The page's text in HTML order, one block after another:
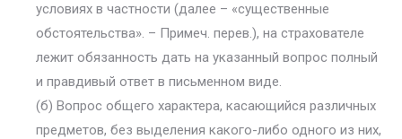
условиях в частности (далее – «существенные
обстоятельства». – Примеч. перев.), на страхователе
лежит обязанность дать на указанный вопрос полный
и правдивый ответ в письменном виде.
(б) Вопрос общего характера, касающийся различных
предметов, без выделения какого-либо одного из них,